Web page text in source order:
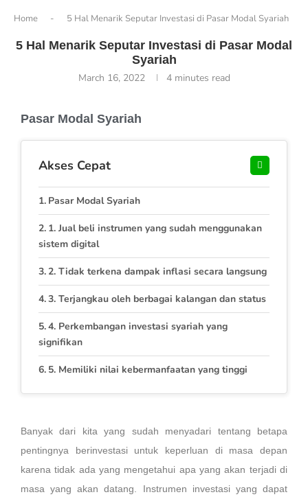
Home - 5 Hal Menarik Seputar Investasi di Pasar Modal Syariah
5 Hal Menarik Seputar Investasi di Pasar Modal
Syariah
March 16, 2022 4 minutes read
Pasar Modal Syariah
Akses Cepat
Pasar Modal Syariah
1. Jual beli instrumen yang sudah menggunakan
sistem digital
2. Tidak terkena dampak inflasi secara langsung
3. Terjangkau oleh berbagai kalangan dan status
4. Perkembangan investasi syariah yang
signifikan
5. Memiliki nilai kebermanfaatan yang tinggi
Banyak dari kita yang sudah menyadari tentang betapa
pentingnya berinvestasi untuk keperluan di masa depan
karena tidak ada yang mengetahui apa yang akan terjadi di
masa yang akan datang. Instrumen investasi yang dapat